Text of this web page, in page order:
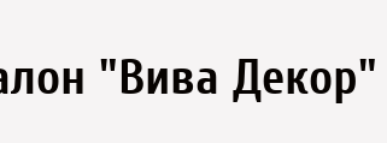
"Вива Декор"